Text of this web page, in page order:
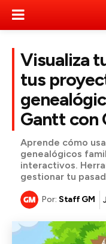
Visualiza
tus
Gantt con
Aprende cómo
genealógicos
interactivos.
gestionar tu
Por: Staff GM